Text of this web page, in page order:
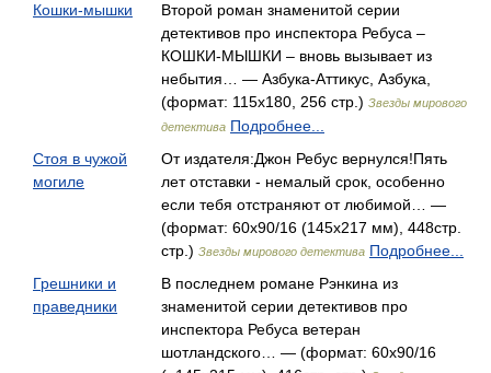
Кошки-мышки
Второй роман знаменитой серии
детективов про инспектора Ребуса –
КОШКИ-МЫШКИ – вновь вызывает из
небытия… — Азбука-Аттикус, Азбука,
(формат: 115x180, 256 стр.) Звезды мирового
детектива Подробнее...
Стоя в чужой
могиле
От издателя:Джон Ребус вернулся!Пять
лет отставки - немалый срок, особенно
если тебя отстраняют от любимой… —
(формат: 60x90/16 (145х217 мм), 448стр.
стр.) Звезды мирового детектива Подробнее...
Грешники и
праведники
В последнем романе Рэнкина из
знаменитой серии детективов про
инспектора Ребуса ветеран
шотландского… — (формат: 60х90/16